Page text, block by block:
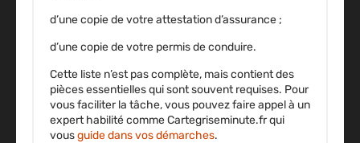
d’une copie de votre attestation d’assurance ;
d’une copie de votre permis de conduire.
Cette liste n’est pas complète, mais contient des
pièces essentielles qui sont souvent requises. Pour
vous faciliter la tâche, vous pouvez faire appel à un
expert habilité comme Cartegriseminute.fr qui
vousguide dans vos démarches.